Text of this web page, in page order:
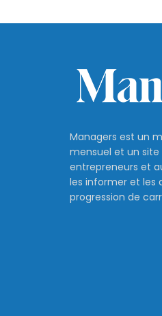
Managers est un
mensuel et un site
entrepreneurs et
les informer et les
progression de